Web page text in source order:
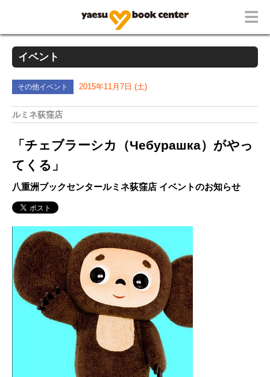
イベント
その他イベント 2015年11月7日 (土)
ルミネ荻窪店
「チェブラーシカ（Чебурашка）がやっ
てくる」
八重洲ブックセンタールミネ荻窪店 イベントのお知らせ